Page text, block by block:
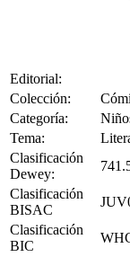
Editorial:
Colección:
Categoría:
Tema:
Clasificación
Dewey:
Clasificación
BISAC
Clasificación
BIC